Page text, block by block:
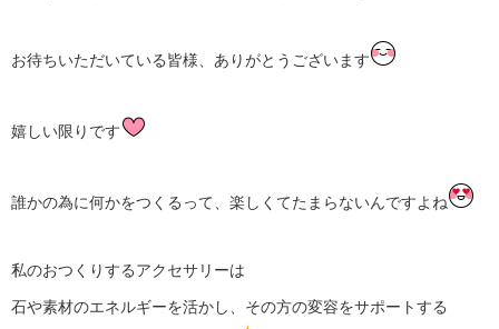
お待ちいただいている皆様、ありがとうございます
嬉しい限りです
誰かの為に何かをつくるって、楽しくてたまらないんですよね
私のおつくりするアクセサリーは
石や素材のエネルギーを活かし、その方の変容をサポートする